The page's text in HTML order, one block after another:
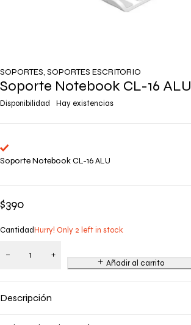
SOPORTES, SOPORTES ESCRITORIO
Soporte Notebook CL-16 ALU
Disponibilidad Hay existencias
Soporte Notebook CL-16 ALU
$390
CantidadHurry! Only 2 left in stock
Añadir al carrito
Descripción